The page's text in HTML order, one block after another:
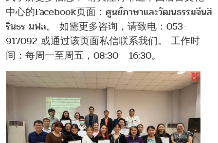
中心的Facebook页面：ศูนย์ภาษาและวัฒนธรรมจีนสิ
รินธร มฟล。 如需更多咨询，请致电：053-
917092 或通过该页面私信联系我们。 工作时
间：每周一至周五，08:30 - 16:30。